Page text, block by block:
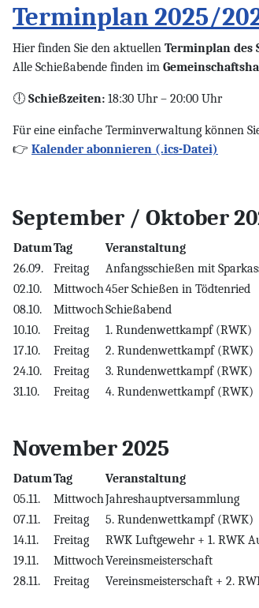
Terminplan 2025/
Hier finden Sie den aktuellen Terminplan des
Alle Schießabende finden im
🕕 Schießzeiten: 18:30 Uhr – 20:00 Uhr
Für eine einfache Terminverwaltung können
👉 Kalender abonnieren (.ics-Datei)
September / Oktober
DatumTag
Veranstaltung
26.09.
Freitag
Anfangsschießen mit
02.10.
Mittwoch45er Schießen in Tödtenried
08.10.
MittwochSchießabend
10.10.
Freitag
1. Rundenwettkampf (RWK)
17.10.
Freitag
2. Rundenwettkampf (RWK)
24.10.
Freitag
3. Rundenwettkampf (RWK)
31.10.
Freitag 4. Rundenwettkampf (RWK)
November 2025
DatumTag
Veranstaltung
05.11.
MittwochJahreshauptversammlung
07.11.
Freitag
5. Rundenwettkampf (RWK)
14.11.
Freitag
RWK Luftgewehr + 1. RWK
19.11.
MittwochVereinsmeisterschaft
28.11.
Freitag Vereinsmeisterschaft + 2.